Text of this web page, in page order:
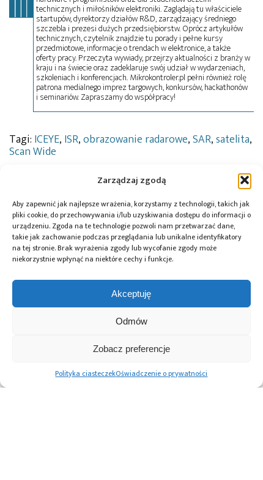
Zarządzaj zgodą
Aby zapewnić jak najlepsze wrażenia, korzystamy z technologii, takich jak
pliki cookie, do przechowywania i/lub uzyskiwania dostępu do informacji o
urządzeniu. Zgoda na te technologie pozwoli nam przetwarzać dane,
takie jak zachowanie podczas przeglądania lub unikalne identyfikatory
na tej stronie. Brak wyrażenia zgody lub wycofanie zgody może
niekorzystnie wpłynąć na niektóre cechy i funkcje.
Akceptuję
Odmów
Zobacz preferencje
Polityka ciasteczekOświadczenie o prywatności
technicznych i miłośników elektroniki. Zaglądają tu właściciele
startupów, dyrektorzy działów R&D, zarządzający średniego
szczebla i prezesi dużych przedsiębiorstw. Oprócz artykułów
technicznych, czytelnik znajdzie tu porady i pełne kursy
przedmiotowe, informacje o trendach w elektronice, a także
oferty pracy. Przeczyta wywiady, przejrzy aktualności z branży w
kraju i na świecie oraz zadeklaruje swój udział w wydarzeniach,
szkoleniach i konferencjach. Mikrokontroler.pl pełni również rolę
patrona medialnego imprez targowych, konkursów, hackathonów
i seminariów. Zapraszamy do współpracy!
Tagi: ICEYE, ISR,obrazowanie radarowe,SAR,satelita,
Scan Wide
Przeczytaj również:
ICEYE będzie
satelitarne SAR
ICEYE dostarczy
Siłom Zbrojnym
RP satelity SAR
oraz zapewni
platformę
wywiadowczą,
obserwacyjną
i rozpoznawczą
ICEYE dostarczy
i dane do
Satellite Space
Project we
współpracy
z Europejską